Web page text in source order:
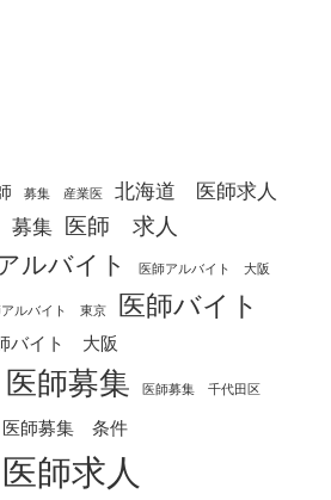
募集 産業医 北海道 医師求人
集 医師 求人
ルバイト 医師アルバイト 大阪
アルバイト 東京 医師バイト
バイト 大阪
医師募集 医師募集 千代田区
医師募集 条件
医師求人